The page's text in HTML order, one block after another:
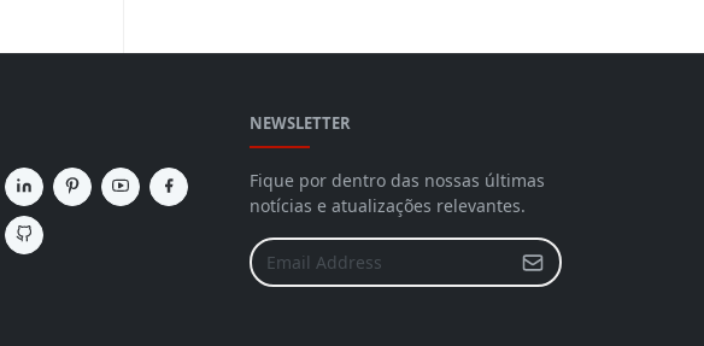
NEWSLETTER
Fique por dentro das nossas últimas
notícias e atualizações relevantes.